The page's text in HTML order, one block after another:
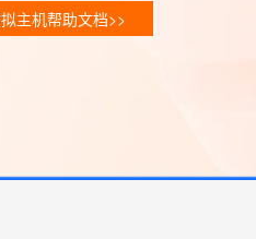
主机帮助文档>>